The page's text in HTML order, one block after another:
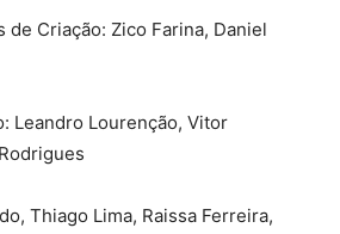
Criação: Zico Farina, Daniel
Leandro Lourenção, Vitor
Thiago Lima, Raissa Ferreira,